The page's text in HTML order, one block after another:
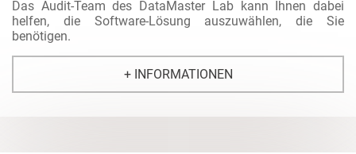
Das Audit-Team des DataMaster Lab kann Ihnen dabei
helfen, die Software-Lösung auszuwählen, die Sie
benötigen.
+ INFORMATIONEN